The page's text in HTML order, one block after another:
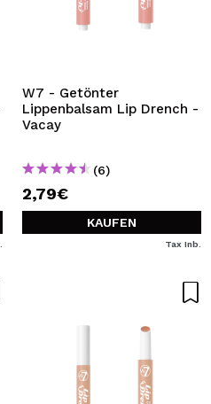
W7 - Getönter
Lippenbalsam Lip Drench -
Vacay
(6)
2,79€
KAUFEN
Tax Inb.